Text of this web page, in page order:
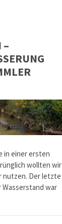
–
in einer ersten
wollten wir
nutzen. Der letzte
war